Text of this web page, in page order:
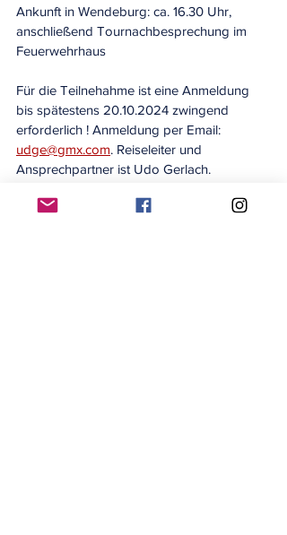
Ankunft in Wendeburg: ca. 16.30 Uhr,
anschließend Tournachbesprechung im
Feuerwehrhaus
Für die Teilnehahme ist eine Anmeldung
bis spätestens 20.10.2024 zwingend
erforderlich ! Anmeldung per Email:
udge@gmx.com. Reiseleiter und
Ansprechpartner ist Udo Gerlach.